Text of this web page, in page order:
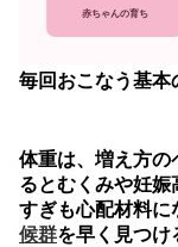
赤ちゃんの育ち
毎回おこなう基本
体重は、増え方の
るとむくみや妊娠
すぎも心配材料に
候群を早く見つけ